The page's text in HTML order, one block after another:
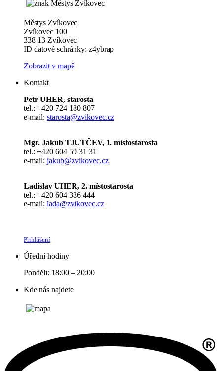
Městys Zvíkovec
Zvíkovec 100
338 13 Zvíkovec
ID datové schránky: z4ybrap
Zobrazit v mapě
Kontakt
Petr UHER, starosta
tel.: +420 724 180 807
e-mail: starosta@zvikovec.cz
Mgr. Jakub TJUTČEV, 1. místostarosta
tel.: +420 604 59 31 31
e-mail: jakub@zvikovec.cz
Ladislav UHER, 2. místostarosta
tel.: +420 604 386 444
e-mail: lada@zvikovec.cz
Přihlášení
Úřední hodiny
Pondělí: 18:00 – 20:00
Kde nás najdete